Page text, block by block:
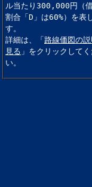
ル当たり300,000円（
割合「D」は60%）を表
す。
詳細は、「 路線価図の
見る 」をクリックしてく
い。